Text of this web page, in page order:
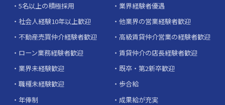
5名以上の積極採用
業界経験者優遇
社会人経験10年以上歓迎
他業界の営業経験者歓迎
不動産売買仲介経験者歓迎
高級賃貸仲介営業の経験者歓迎
ローン業務経験者歓迎
賃貸仲介の店長経験者歓迎
業界未経験歓迎
既卒・第2新卒歓迎
職種未経験歓迎
歩合給
年俸制
成果給が充実